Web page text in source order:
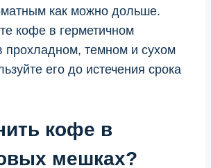
как можно дольше.
кофе в герметичном
прохладном, темном и сухом
его до истечения срока
кофе в
мешках?